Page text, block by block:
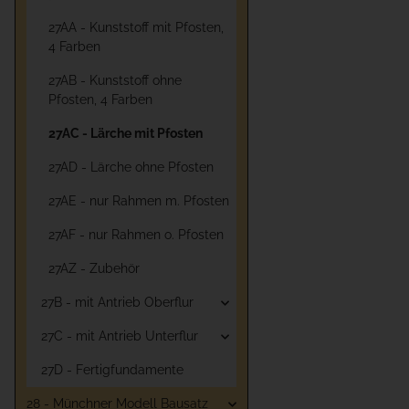
27AA - Kunststoff mit Pfosten,
4 Farben
27AB - Kunststoff ohne
Pfosten, 4 Farben
27AC - Lärche mit Pfosten
27AD - Lärche ohne Pfosten
27AE - nur Rahmen m. Pfosten
27AF - nur Rahmen o. Pfosten
27AZ - Zubehör
27B - mit Antrieb Oberflur
27C - mit Antrieb Unterflur
27D - Fertigfundamente
28 - Münchner Modell Bausatz